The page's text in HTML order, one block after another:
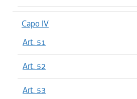
Capo IV
Art. 51
Art. 52
Art. 53